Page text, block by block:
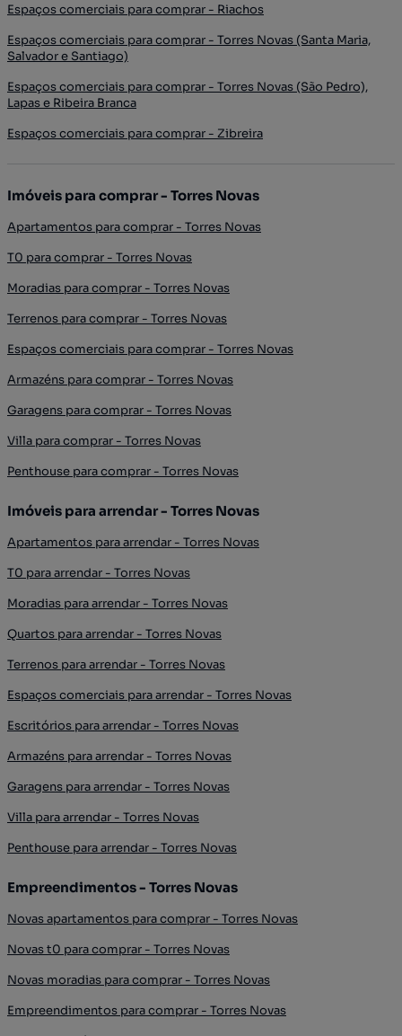
Espaços comerciais para comprar - Riachos
Espaços comerciais para comprar - Torres Novas (Santa Maria,
Salvador e Santiago)
Espaços comerciais para comprar - Torres Novas (São Pedro),
Lapas e Ribeira Branca
Espaços comerciais para comprar - Zibreira
Imóveis para comprar - Torres Novas
Apartamentos para comprar - Torres Novas
T0 para comprar - Torres Novas
Moradias para comprar - Torres Novas
Terrenos para comprar - Torres Novas
Espaços comerciais para comprar - Torres Novas
Armazéns para comprar - Torres Novas
Garagens para comprar - Torres Novas
Villa para comprar - Torres Novas
Penthouse para comprar - Torres Novas
Imóveis para arrendar - Torres Novas
Apartamentos para arrendar - Torres Novas
T0 para arrendar - Torres Novas
Moradias para arrendar - Torres Novas
Quartos para arrendar - Torres Novas
Terrenos para arrendar - Torres Novas
Espaços comerciais para arrendar - Torres Novas
Escritórios para arrendar - Torres Novas
Armazéns para arrendar - Torres Novas
Garagens para arrendar - Torres Novas
Villa para arrendar - Torres Novas
Penthouse para arrendar - Torres Novas
Empreendimentos - Torres Novas
Novas apartamentos para comprar - Torres Novas
Novas t0 para comprar - Torres Novas
Novas moradias para comprar - Torres Novas
Empreendimentos para comprar - Torres Novas